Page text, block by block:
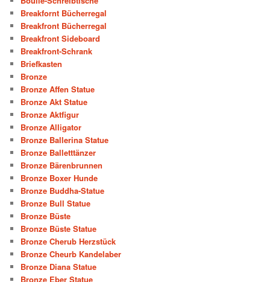
Breakfornt Bücherregal
Breakfront Bücherregal
Breakfront Sideboard
Breakfront-Schrank
Briefkasten
Bronze
Bronze Affen Statue
Bronze Akt Statue
Bronze Aktfigur
Bronze Alligator
Bronze Ballerina Statue
Bronze Balletttänzer
Bronze Bärenbrunnen
Bronze Boxer Hunde
Bronze Buddha-Statue
Bronze Bull Statue
Bronze Büste
Bronze Büste Statue
Bronze Cherub Herzstück
Bronze Cheurb Kandelaber
Bronze Diana Statue
Bronze Eber Statue